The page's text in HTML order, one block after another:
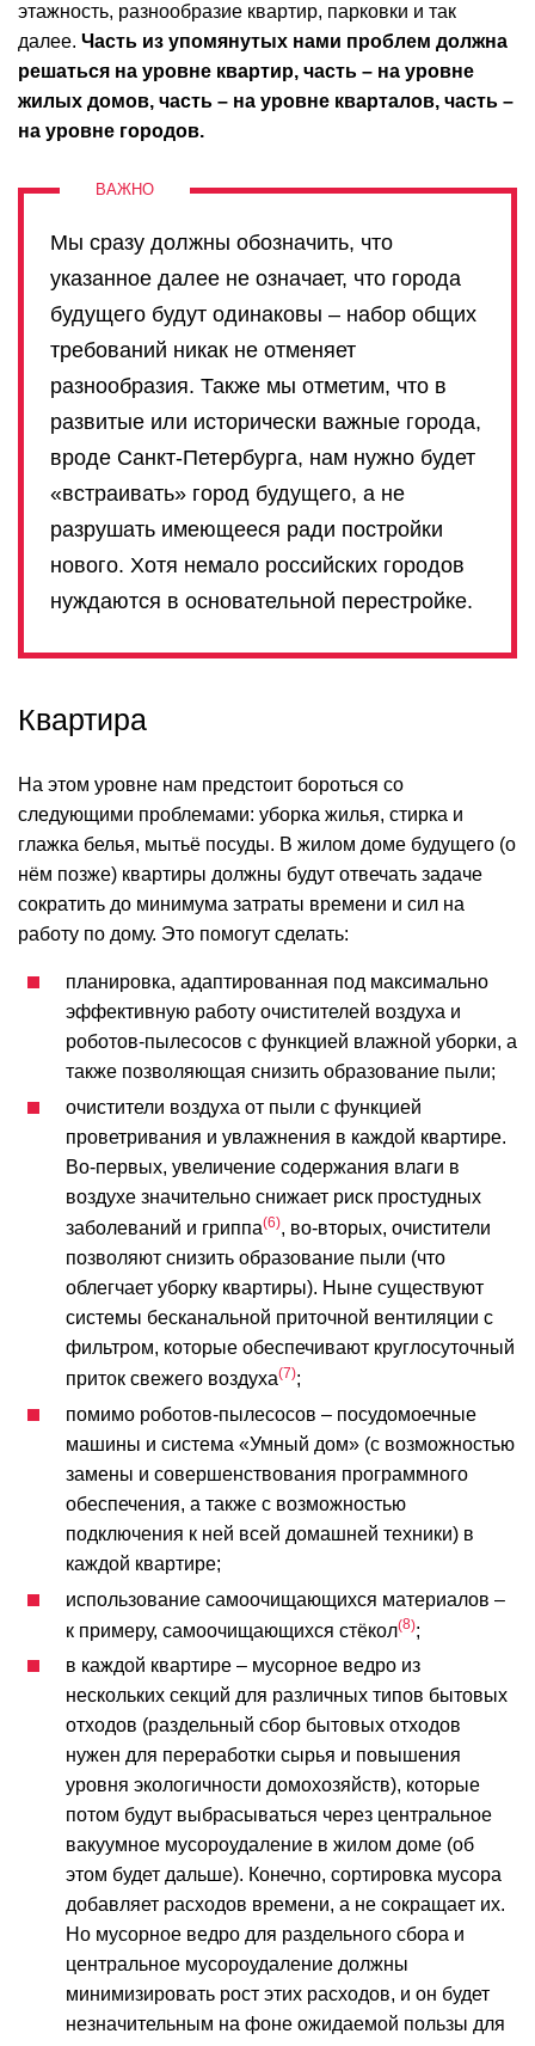
этажность, разнообразие квартир, парковки и так
далее. Часть из упомянутых нами проблем должна
решаться на уровне квартир, часть – на уровне
жилых домов, часть – на уровне кварталов, часть –
на уровне городов.
Мы сразу должны обозначить, что
указанное далее не означает, что города
будущего будут одинаковы – набор общих
требований никак не отменяет
разнообразия. Также мы отметим, что в
развитые или исторически важные города,
вроде Санкт-Петербурга, нам нужно будет
«встраивать» город будущего, а не
разрушать имеющееся ради постройки
нового. Хотя немало российских городов
нуждаются в основательной перестройке.
Квартира
На этом уровне нам предстоит бороться со
следующими проблемами: уборка жилья, стирка и
глажка белья, мытьё посуды. В жилом доме будущего (о
нём позже) квартиры должны будут отвечать задаче
сократить до минимума затраты времени и сил на
работу по дому. Это помогут сделать:
планировка, адаптированная под максимально
эффективную работу очистителей воздуха и
роботов-пылесосов с функцией влажной уборки, а
также позволяющая снизить образование пыли;
очистители воздуха от пыли с функцией
проветривания и увлажнения в каждой квартире.
Во-первых, увеличение содержания влаги в
воздухе значительно снижает риск простудных
заболеваний и гриппа 6 , во-вторых, очистители
позволяют снизить образование пыли (что
облегчает уборку квартиры). Ныне существуют
системы бесканальной приточной вентиляции с
фильтром, которые обеспечивают круглосуточный
приток свежего воздуха 7 ;
помимо роботов-пылесосов – посудомоечные
машины и система «Умный дом» (с возможностью
замены и совершенствования программного
обеспечения, а также с возможностью
подключения к ней всей домашней техники) в
каждой квартире;
использование самоочищающихся материалов –
к примеру, самоочищающихся стёкол 8 ;
в каждой квартире – мусорное ведро из
нескольких секций для различных типов бытовых
отходов (раздельный сбор бытовых отходов
нужен для переработки сырья и повышения
уровня экологичности домохозяйств), которые
потом будут выбрасываться через центральное
вакуумное мусороудаление в жилом доме (об
этом будет дальше). Конечно, сортировка мусора
добавляет расходов времени, а не сокращает их.
Но мусорное ведро для раздельного сбора и
центральное мусороудаление должны
минимизировать рост этих расходов, и он будет
незначительным на фоне ожидаемой пользы для